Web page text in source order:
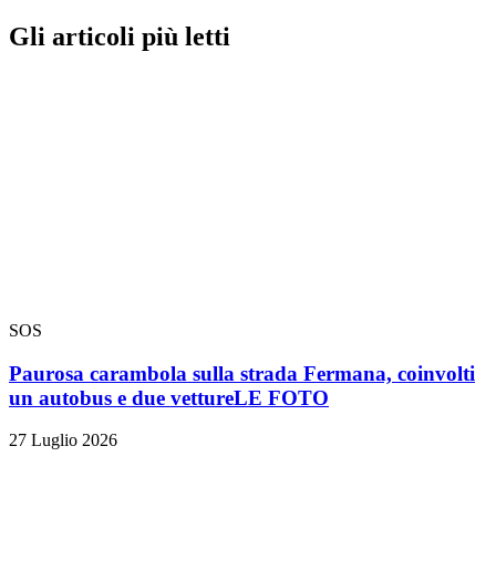
Gli articoli più letti
SOS
Paurosa carambola sulla strada Fermana, coinvolti
un autobus e due vettureLE FOTO
27 Luglio 2026